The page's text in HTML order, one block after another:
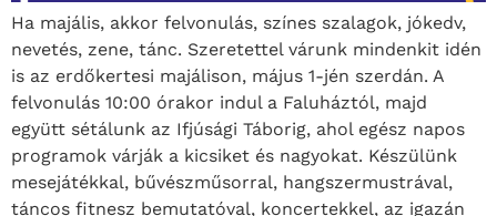
Ha majális, akkor felvonulás, színes szalagok, jókedv,
nevetés, zene, tánc. Szeretettel várunk mindenkit idén
is az erdőkertesi majálison, május 1-jén szerdán. A
felvonulás 10:00 órakor indul a Faluháztól, majd
együtt sétálunk az Ifjúsági Táborig, ahol egész napos
programok várják a kicsiket és nagyokat. Készülünk
mesejátékkal, bűvészműsorral, hangszermustrával,
táncos fitnesz bemutatóval, koncertekkel, az igazán